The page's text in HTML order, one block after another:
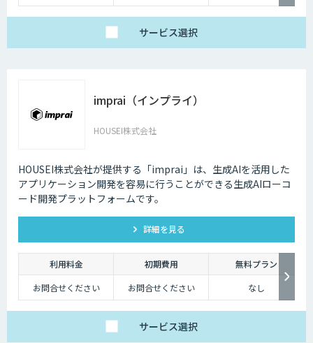
サービス選択
imprai（インプライ）
HOUSEI株式会社
HOUSEI株式会社が提供する「imprai」は、生成AIを活用した
アプリケーション開発を容易に行うことができる生成AIローコ
ード開発プラットフォームです。
詳細を見る
利用料金 初期費用
無料プラン
お問合せください
お問合せください なし
サービス選択